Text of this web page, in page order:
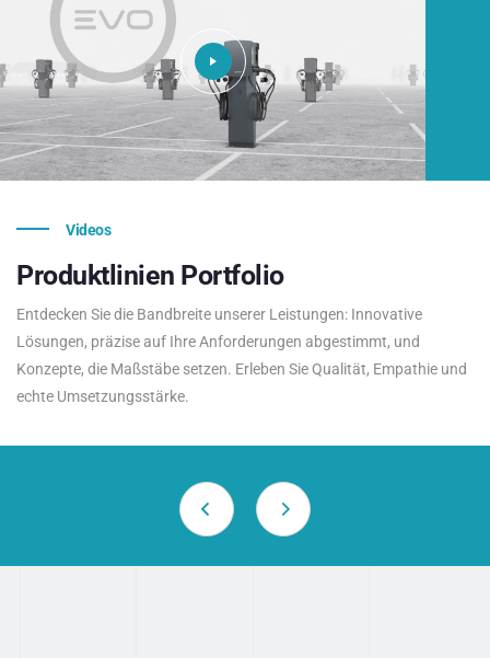
Videos
Produktlinien Portfolio
Entdecken Sie die Bandbreite unserer Leistungen: Innovative
Lösungen, präzise auf Ihre Anforderungen abgestimmt, und
Konzepte, die Maßstäbe setzen. Erleben Sie Qualität, Empathie und
echte Umsetzungsstärke.